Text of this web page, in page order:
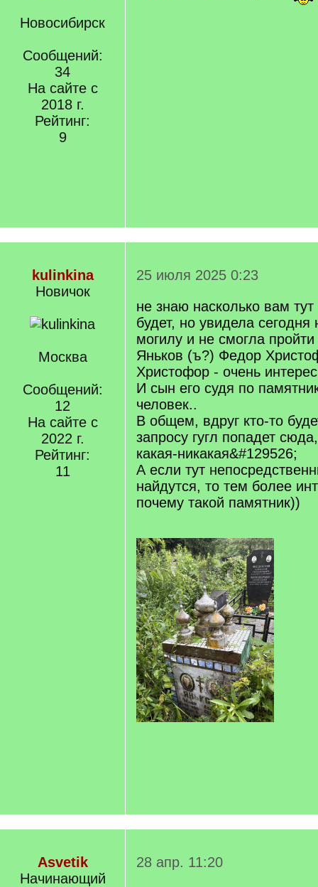
Новосибирск
Сообщений:
34
На сайте с
2018 г.
Рейтинг:
9
kulinkina
Новичок
Москва
Сообщений:
12
На сайте с
2022 г.
Рейтинг:
11
25 июля 2025 0:23
не знаю насколько вам тут
будет, но увидела сегодня
могилу и не смогла
Яньков (ъ?) Федор
Христофор - очень
И сын его судя по
человек..
В общем, вдруг кто-то
запросу гугл попадет
какая-никакая&#129526;
А если тут
найдутся, то тем более
почему такой памятник))
Asvetik
Начинающий
28 апр. 11:20